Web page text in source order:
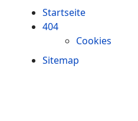
Startseite
404
Cookies
Sitemap